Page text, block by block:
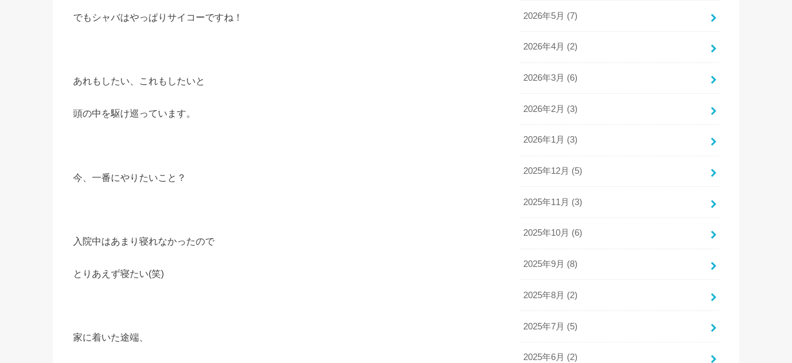
でもシャバはやっぱりサイコーですね！
あれもしたい、これもしたいと
頭の中を駆け巡っています。
今、一番にやりたいこと？
入院中はあまり寝れなかったので
とりあえず寝たい(笑)
家に着いた途端、
2026年5月 (7)
2026年4月 (2)
2026年3月 (6)
2026年2月 (3)
2026年1月 (3)
2025年12月 (5)
2025年11月 (3)
2025年10月 (6)
2025年9月 (8)
2025年8月 (2)
2025年7月 (5)
2025年6月 (2)